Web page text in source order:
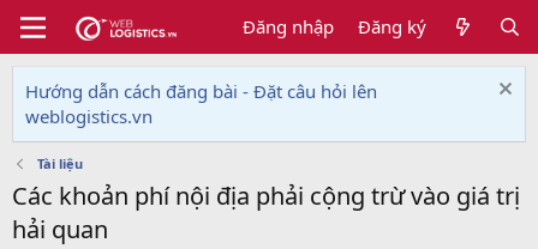
Đăng nhập Đăng ký
Hướng dẫn cách đăng bài - Đặt câu hỏi lên
weblogistics.vn
Tài liệu
Các khoản phí nội địa phải cộng trừ vào giá trị
hải quan